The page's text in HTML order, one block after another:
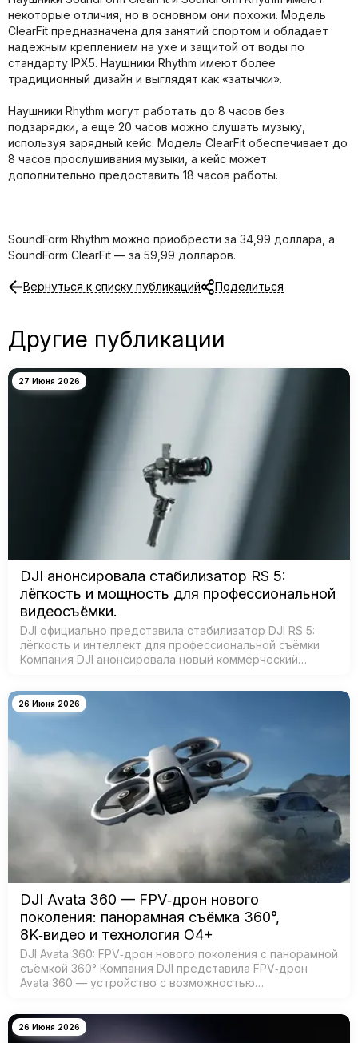
некоторые отличия, но в основном они похожи. Модель
ClearFit предназначена для занятий спортом и обладает
надежным креплением на ухе и защитой от воды по
стандарту IPX5. Наушники Rhythm имеют более
традиционный дизайн и выглядят как «затычки».
Наушники Rhythm могут работать до 8 часов без
подзарядки, а еще 20 часов можно слушать музыку,
используя зарядный кейс. Модель ClearFit обеспечивает до
8 часов прослушивания музыки, а кейс может
дополнительно предоставить 18 часов работы.
SoundForm Rhythm можно приобрести за 34,99 доллара, а
SoundForm ClearFit — за 59,99 долларов.
Вернуться к списку публикаций Поделиться
Другие публикации
27 Июня 2026
DJI анонсировала стабилизатор RS 5:
лёгкость и мощность для профессиональной
видеосъёмки.
DJI официально представила стабилизатор DJI RS 5:
лёгкость и интеллект для профессиональной съёмки
Компания DJI анонсировала новый коммерческий
масштабным обновлением ключевых систе…
26 Июня 2026
DJI Avata 360 — FPV‑дрон нового
поколения: панорамная съёмка 360°,
8K‑видео и технология O4+
DJI Avata 360: FPV‑дрон нового поколения с панорамной
съёмкой 360° Компания DJI представила FPV‑дрон
Avata 360 — устройство с возможностью
иммерсивных видео. Модель создана для:…
26 Июня 2026